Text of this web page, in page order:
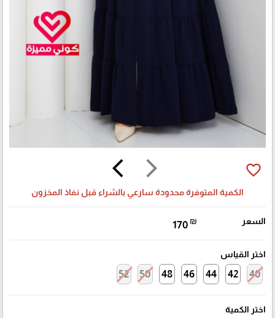
arrow_forward_ios
arrow_back_ios favorite_border
الكمية المتوفرة محدودة سارعي بالشراء قبل نفاذ المخزون
السعر 170 ₪
اختر القياس
40
42
44
46
48
50
52
اختر الكمية